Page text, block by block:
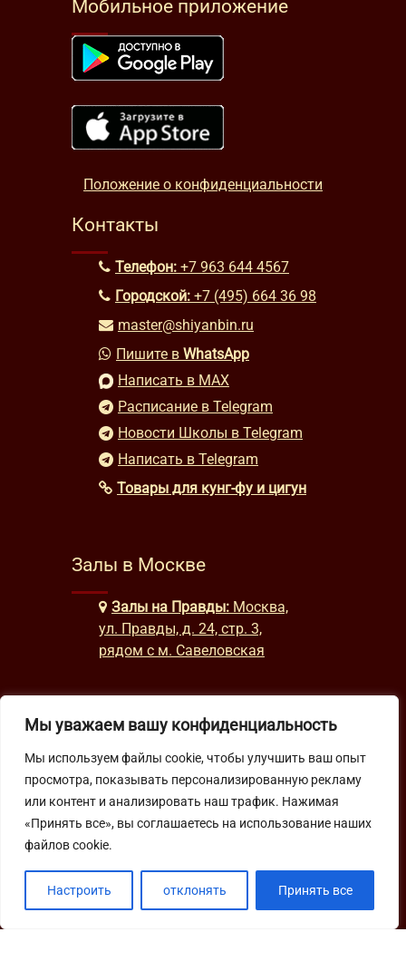
Мы уважаем вашу конфиденциальность
Мы используем файлы cookie, чтобы улучшить ваш опыт
просмотра, показывать персонализированную рекламу
или контент и анализировать наш трафик. Нажимая
«Принять все», вы соглашаетесь на использование наших
файлов cookie.
Настроить отклонять Принять все
Мобильное приложение
Положение о конфиденциальности
Контакты
Телефон: +7 963 644 4567
Городской: +7 (495) 664 36 98
master@shiyanbin.ru
Пишите в WhatsApp
Написать в MAX
Расписание в Telegram
Новости Школы в Telegram
Написать в Telegram
Товары для кунг-фу и цигун
Залы в Москве
Залы на Правды: Москва,
ул. Правды, д. 24, стр. 3,
рядом с м. Савеловская
Часы работы
будни: с 9:00 до 22:00
выходные: с 10:00 до 19:30
Подпишитесь на нашу рассылку